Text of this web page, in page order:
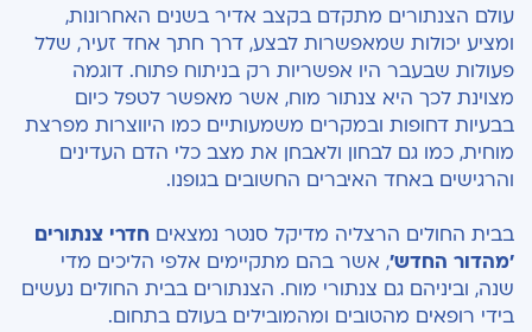
עולם הצנתורים מתקדם בקצב אדיר בשנים האחרונות,
ומציע יכולות שמאפשרות לבצע, דרך חתך אחד זעיר, שלל
פעולות שבעבר היו אפשריות רק בניתוח פתוח. דוגמה
מצוינת לכך היא צנתור מוח, אשר מאפשר לטפל כיום
בבעיות דחופות ובמקרים משמעותיים כמו היווצרות מפרצת
מוחית, כמו גם לבחון ולאבחן את מצב כלי הדם העדינים
והרגישים באחד האיברים החשובים בגופנו.
בבית החולים הרצליה מדיקל סנטר נמצאים חדרי צנתורים
'מהדור החדש', אשר בהם מתקיימים אלפי הליכים מדי
שנה, וביניהם גם צנתורי מוח. הצנתורים בבית החולים נעשים
בידי רופאים מהטובים ומהמובילים בעולם בתחום.